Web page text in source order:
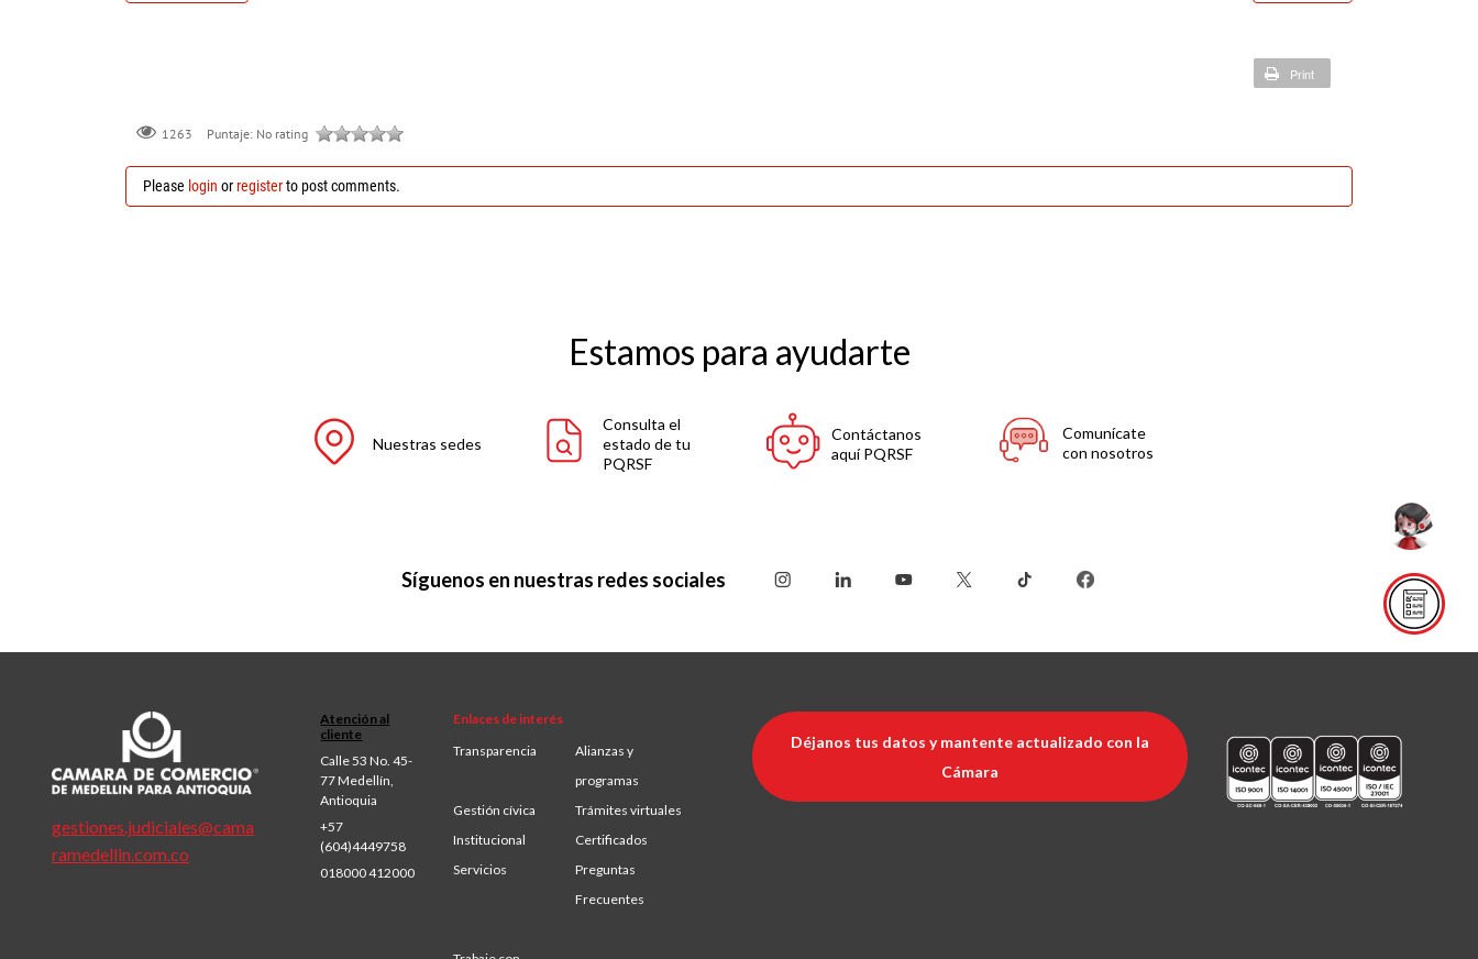
Print
1263 Puntaje: No rating
Please login orregisterto post comments.
Estamos para ayudarte
Nuestras sedes
Consulta el
estado de tu
PQRSF
Contáctanos
aquí PQRSF
Comunícate
con nosotros
Síguenos en nuestras redes sociales
gestiones.judiciales@cama
ramedellin.com.co
Atención al
cliente
Calle 53 No. 45-
77 Medellín,
Antioquia
+57
(604)4449758
018000 412000
Enlaces de interés
Transparencia
Alianzas y
programas
Gestión cívica
Trámites virtuales
Institucional
Certificados
Servicios
Preguntas
Frecuentes
Déjanos tus datos y mantente actualizado con la
Cámara